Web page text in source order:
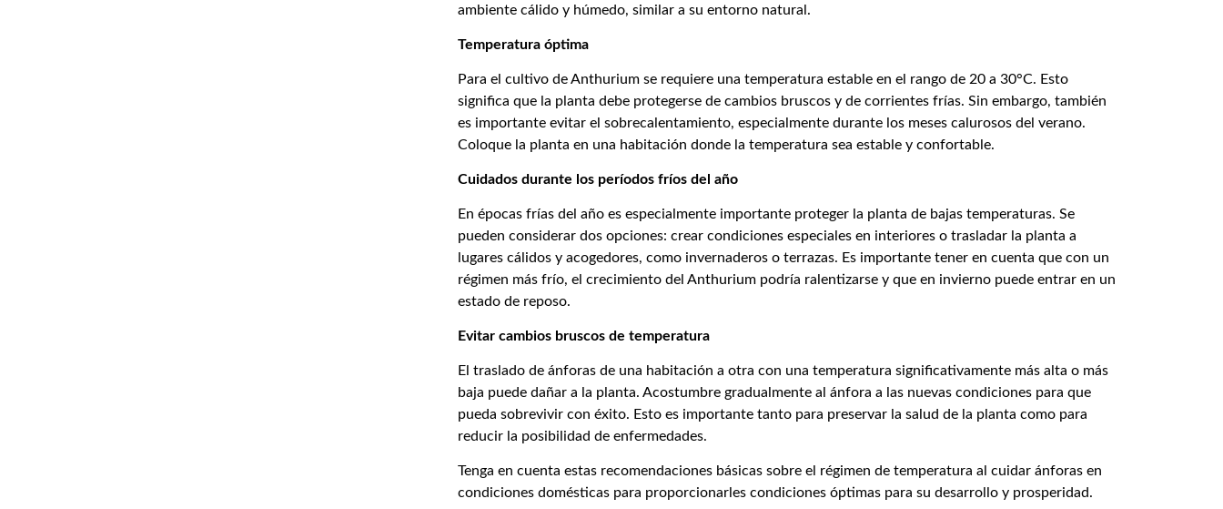
ambiente cálido y húmedo, similar a su entorno natural.
Temperatura óptima
Para el cultivo de Anthurium se requiere una temperatura estable en el rango de 20 a 30°C. Esto
significa que la planta debe protegerse de cambios bruscos y de corrientes frías. Sin embargo, también
es importante evitar el sobrecalentamiento, especialmente durante los meses calurosos del verano.
Coloque la planta en una habitación donde la temperatura sea estable y confortable.
Cuidados durante los períodos fríos del año
En épocas frías del año es especialmente importante proteger la planta de bajas temperaturas. Se
pueden considerar dos opciones: crear condiciones especiales en interiores o trasladar la planta a
lugares cálidos y acogedores, como invernaderos o terrazas. Es importante tener en cuenta que con un
régimen más frío, el crecimiento del Anthurium podría ralentizarse y que en invierno puede entrar en un
estado de reposo.
Evitar cambios bruscos de temperatura
El traslado de ánforas de una habitación a otra con una temperatura significativamente más alta o más
baja puede dañar a la planta. Acostumbre gradualmente al ánfora a las nuevas condiciones para que
pueda sobrevivir con éxito. Esto es importante tanto para preservar la salud de la planta como para
reducir la posibilidad de enfermedades.
Tenga en cuenta estas recomendaciones básicas sobre el régimen de temperatura al cuidar ánforas en
condiciones domésticas para proporcionarles condiciones óptimas para su desarrollo y prosperidad.